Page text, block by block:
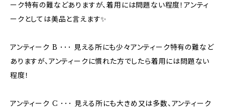
ーク特有の難などありますが、着用には問題ない程度！アンティ
ークとしては美品と言えます✨
アンティーク B ･･･ 見える所にも少々アンティーク特有の難など
ありますが、アンティークに慣れた方でしたら着用には問題ない
程度！
アンティーク C ･･･ 見える所にも大きめ又は多数、アンティーク